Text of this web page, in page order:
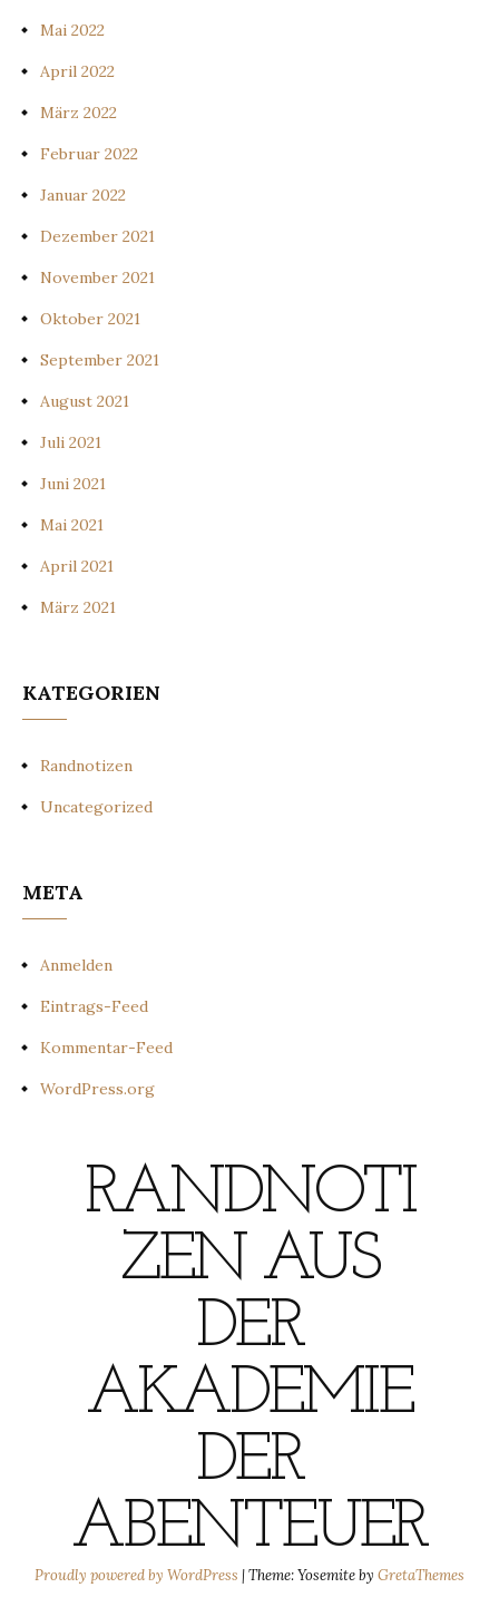
Mai 2022
April 2022
März 2022
Februar 2022
Januar 2022
Dezember 2021
November 2021
Oktober 2021
September 2021
August 2021
Juli 2021
Juni 2021
Mai 2021
April 2021
März 2021
KATEGORIEN
Randnotizen
Uncategorized
META
Anmelden
Eintrags-Feed
Kommentar-Feed
WordPress.org
RANDNOTI
ZEN AUS
DER
AKADEMIE
DER
ABENTEUER
Proudly powered by WordPress |Theme: Yosemite by GretaThemes